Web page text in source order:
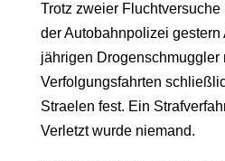
Trotz zweier
der Autobahnpolizei gestern
jährigen Drogenschmuggler
Verfolgungsfahrten
Straelen fest. Ein
Verletzt wurde niemand.